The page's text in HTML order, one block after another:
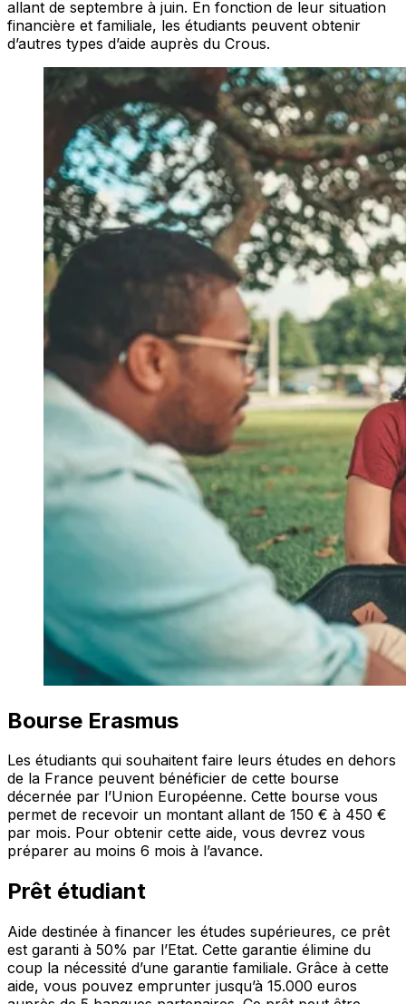
allant de septembre à juin. En fonction de leur situation
financière et familiale, les étudiants peuvent obtenir
d’autres types d’aide auprès du Crous.
Bourse Erasmus
Les étudiants qui souhaitent faire leurs études en dehors
de la France peuvent bénéficier de cette bourse
décernée par l’Union Européenne. Cette bourse vous
permet de recevoir un montant allant de 150 € à 450 €
par mois. Pour obtenir cette aide, vous devrez vous
préparer au moins 6 mois à l’avance.
Prêt étudiant
Aide destinée à financer les études supérieures, ce prêt
est garanti à 50% par l’Etat. Cette garantie élimine du
coup la nécessité d’une garantie familiale. Grâce à cette
aide, vous pouvez emprunter jusqu’à 15.000 euros